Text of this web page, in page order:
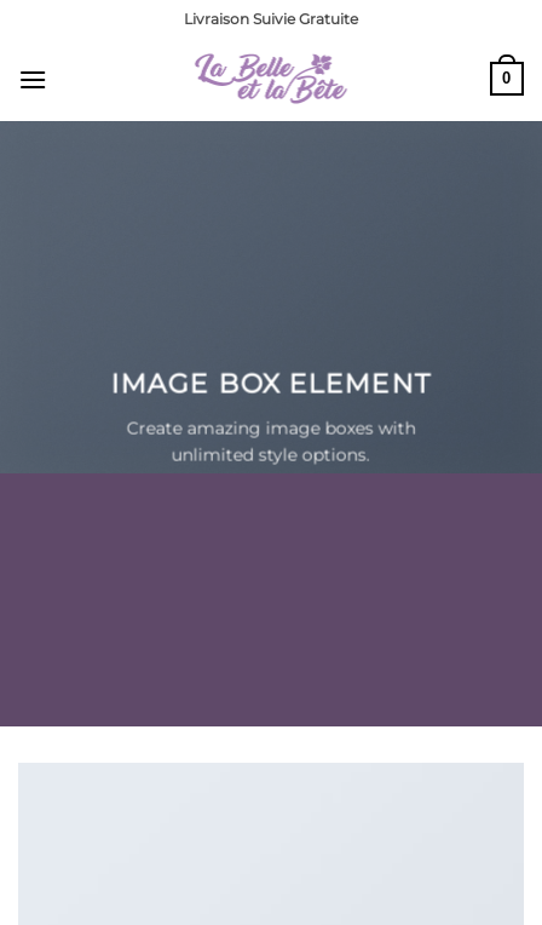
contenu
Livraison Suivie Gratuite
0
IMAGE BOX ELEMENT
Create amazing image boxes with
unlimited style options.